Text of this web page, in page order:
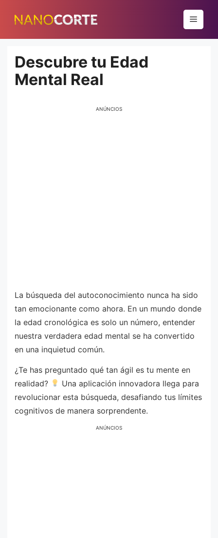
para
conteúdo
Menu
Descubre tu Edad
Mental Real
ANÚNCIOS
La búsqueda del autoconocimiento nunca ha sido
tan emocionante como ahora. En un mundo donde
la edad cronológica es solo un número, entender
nuestra verdadera edad mental se ha convertido
en una inquietud común.
¿Te has preguntado qué tan ágil es tu mente en
realidad?
Una aplicación innovadora llega para
revolucionar esta búsqueda, desafiando tus límites
cognitivos de manera sorprendente.
ANÚNCIOS